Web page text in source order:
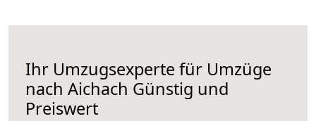
Ihr Umzugsexperte für Umzüge
nach Aichach Günstig und
Preiswert